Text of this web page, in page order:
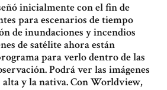
inicialmente con el fin de
para escenarios de tiempo
de inundaciones y incendios
de satélite ahora están
para verlo dentro de las
Podrá ver las imágenes
y la nativa. Con Worldview,